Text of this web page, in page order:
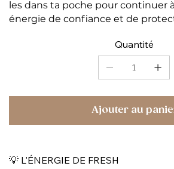
les dans ta poche pour continuer
énergie de confiance et de
Quantité
Ajouter au
💡 L'ÉNERGIE DE FRESH